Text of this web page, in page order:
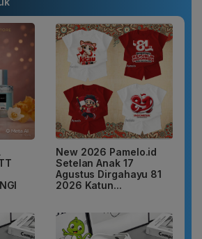
New 2026 Pamelo.id
Setelan Anak 17
Agustus Dirgahayu 81
2026 Katun...